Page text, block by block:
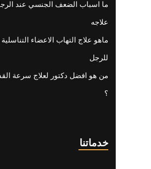
خدماتنا
ما اسباب الضعف الجنسي عند
علاجه
ماهو علاج التهاب الاعضاء التناسلية
للرجل
من هو افضل دكتور لعلاج سرعة
؟